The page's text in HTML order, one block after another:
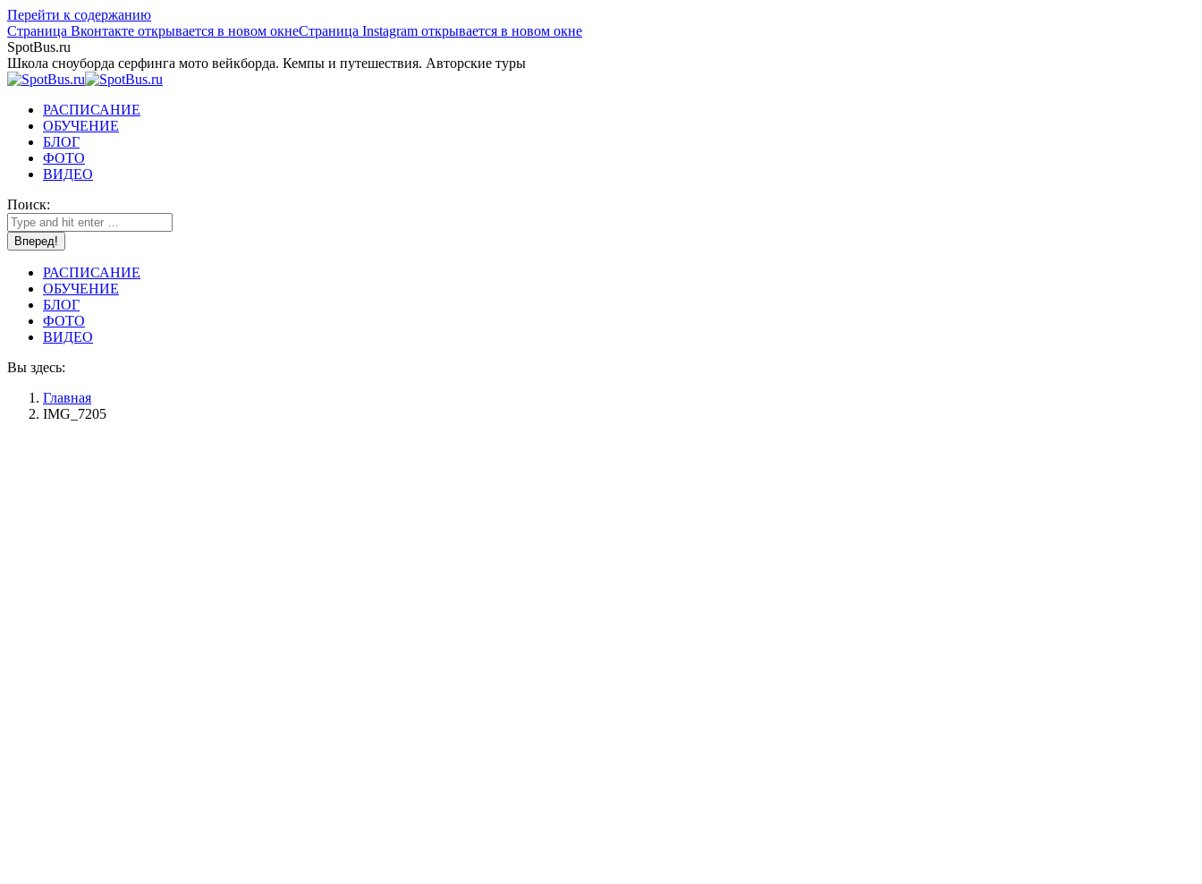
Перейти к содержанию
Страница Вконтакте открывается в новом окнеСтраница Instagram открывается в новом окне
SpotBus.ru
Школа сноуборда серфинга мото вейкборда. Кемпы и путешествия. Авторские туры
РАСПИСАНИЕ
ОБУЧЕНИЕ
БЛОГ
ФОТО
ВИДЕО
Поиск:
РАСПИСАНИЕ
ОБУЧЕНИЕ
БЛОГ
ФОТО
ВИДЕО
Вы здесь:
Главная
IMG_7205